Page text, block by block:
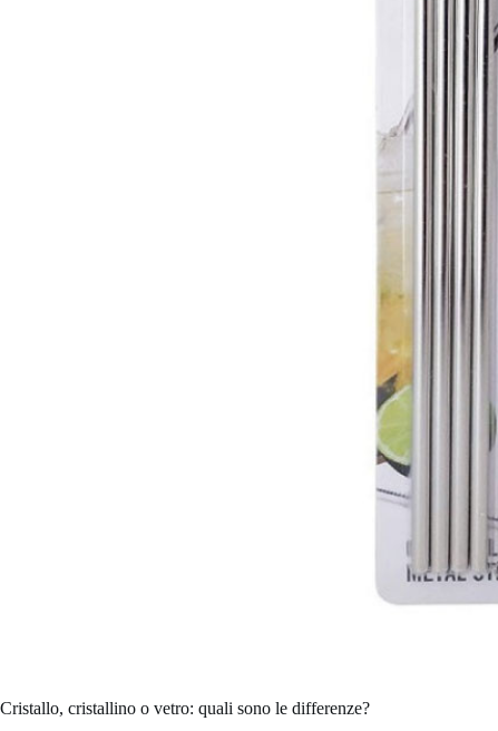
Cristallo, cristallino o vetro: quali sono le differenze?